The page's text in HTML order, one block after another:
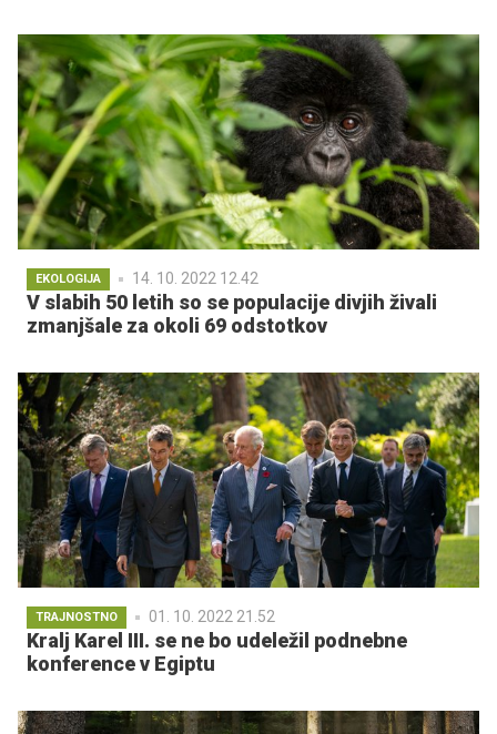
EKOLOGIJA 14. 10. 2022 12.42
V slabih 50 letih so se populacije divjih živali
zmanjšale za okoli 69 odstotkov
TRAJNOSTNO 01. 10. 2022 21.52
Kralj Karel III. se ne bo udeležil podnebne
konference v Egiptu